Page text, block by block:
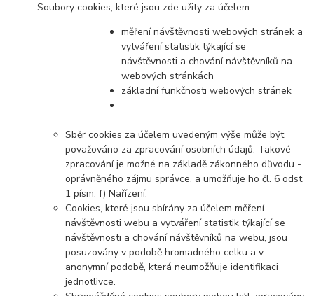
Soubory cookies, které jsou zde užity za účelem:
měření návštěvnosti webových stránek a
vytváření statistik týkající se
návštěvnosti a chování návštěvníků na
webových stránkách
základní funkčnosti webových stránek
Sběr cookies za účelem uvedeným výše může být
považováno za zpracování osobních údajů. Takové
zpracování je možné na základě zákonného důvodu -
oprávněného zájmu správce, a umožňuje ho čl. 6 odst.
1 písm. f) Nařízení.
Cookies, které jsou sbírány za účelem měření
návštěvnosti webu a vytváření statistik týkající se
návštěvnosti a chování návštěvníků na webu, jsou
posuzovány v podobě hromadného celku a v
anonymní podobě, která neumožňuje identifikaci
jednotlivce.